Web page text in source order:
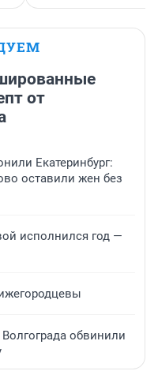
от
Екатеринбург:
оставили жен без
исполнился год —
обвинили